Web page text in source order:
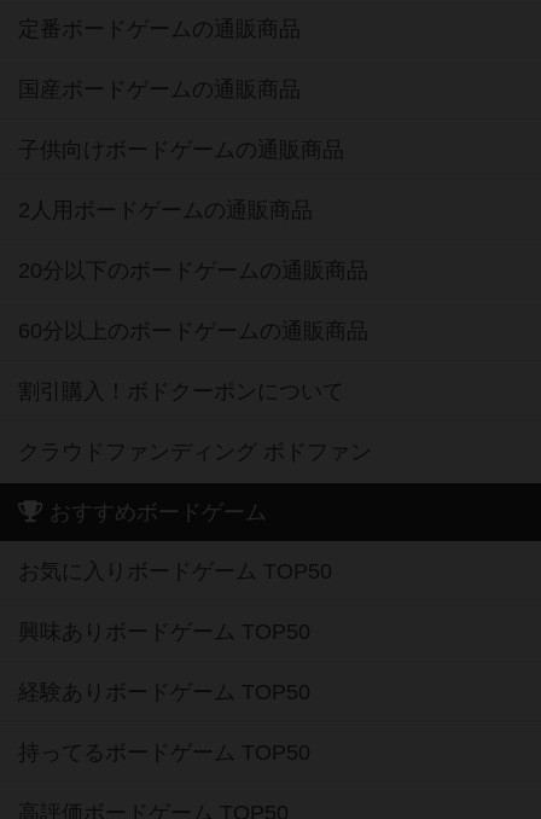
定番ボードゲームの通販商品
国産ボードゲームの通販商品
子供向けボードゲームの通販商品
2人用ボードゲームの通販商品
20分以下のボードゲームの通販商品
60分以上のボードゲームの通販商品
割引購入！ボドクーポンについて
クラウドファンディング ボドファン
おすすめボードゲーム
お気に入りボードゲーム TOP50
興味ありボードゲーム TOP50
経験ありボードゲーム TOP50
持ってるボードゲーム TOP50
高評価ボードゲーム TOP50